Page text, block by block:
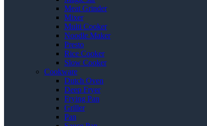
Meat Grinder
Mixer
Multi Cooker
Noodle Maker
Presto
Rice Cooker
Slow Cooker
Cookware
Dutch Oven
Deep Fryer
Frying Pan
Griller
Pan